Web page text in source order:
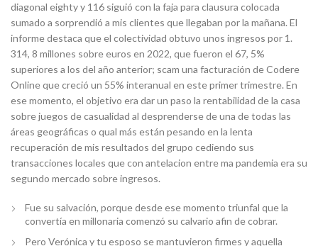
diagonal eighty y 116 siguió con la faja para clausura colocada
sumado a sorprendió a mis clientes que llegaban por la mañana. El
informe destaca que el colectividad obtuvo unos ingresos por 1.
314, 8 millones sobre euros en 2022, que fueron el 67, 5%
superiores a los del año anterior; scam una facturación de Codere
Online que creció un 55% interanual en este primer trimestre. En
ese momento, el objetivo era dar un paso la rentabilidad de la casa
sobre juegos de casualidad al desprenderse de una de todas las
áreas geográficas o qual más están pesando en la lenta
recuperación de mis resultados del grupo cediendo sus
transacciones locales que con antelacion entre ma pandemia era su
segundo mercado sobre ingresos.
Fue su salvación, porque desde ese momento triunfal que la
convertía en millonaria comenzó su calvario afin de cobrar.
Pero Verónica y tu esposo se mantuvieron firmes y aquella